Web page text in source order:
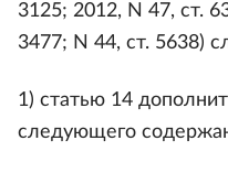
3125; 2012, N 47, ст.
3477; N 44, ст. 5638)
1) статью 14
следующего